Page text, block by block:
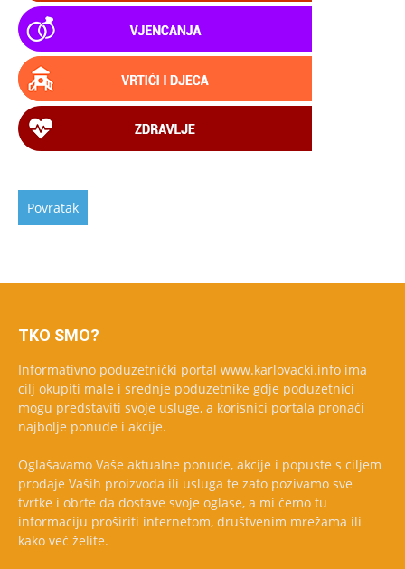
TKO SMO?
Informativno poduzetnički portal www.karlovacki.info ima
cilj okupiti male i srednje poduzetnike gdje poduzetnici
mogu predstaviti svoje usluge, a korisnici portala pronaći
najbolje ponude i akcije.
Oglašavamo Vaše aktualne ponude, akcije i popuste s ciljem
prodaje Vaših proizvoda ili usluga te zato pozivamo sve
tvrtke i obrte da dostave svoje oglase, a mi ćemo tu
informaciju proširiti internetom, društvenim mrežama ili
kako već želite.